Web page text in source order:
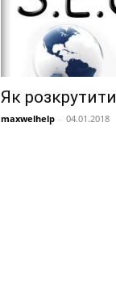
Як
maxwelhelp - 04.01.2018